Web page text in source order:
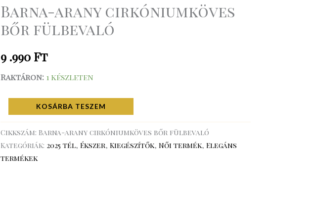
Barna-arany cirkóniumköves
bőr fülbevaló
9 .990 Ft
Raktáron: 1 készleten
fülbevaló
mennyiség
KOSÁRBA TESZEM
Cikkszám: Barna-arany cirkóniumköves bőr fülbevaló
Kategóriák: 2025 tél, Ékszer, Kiegészítők, Női termék, Elegáns
termékek